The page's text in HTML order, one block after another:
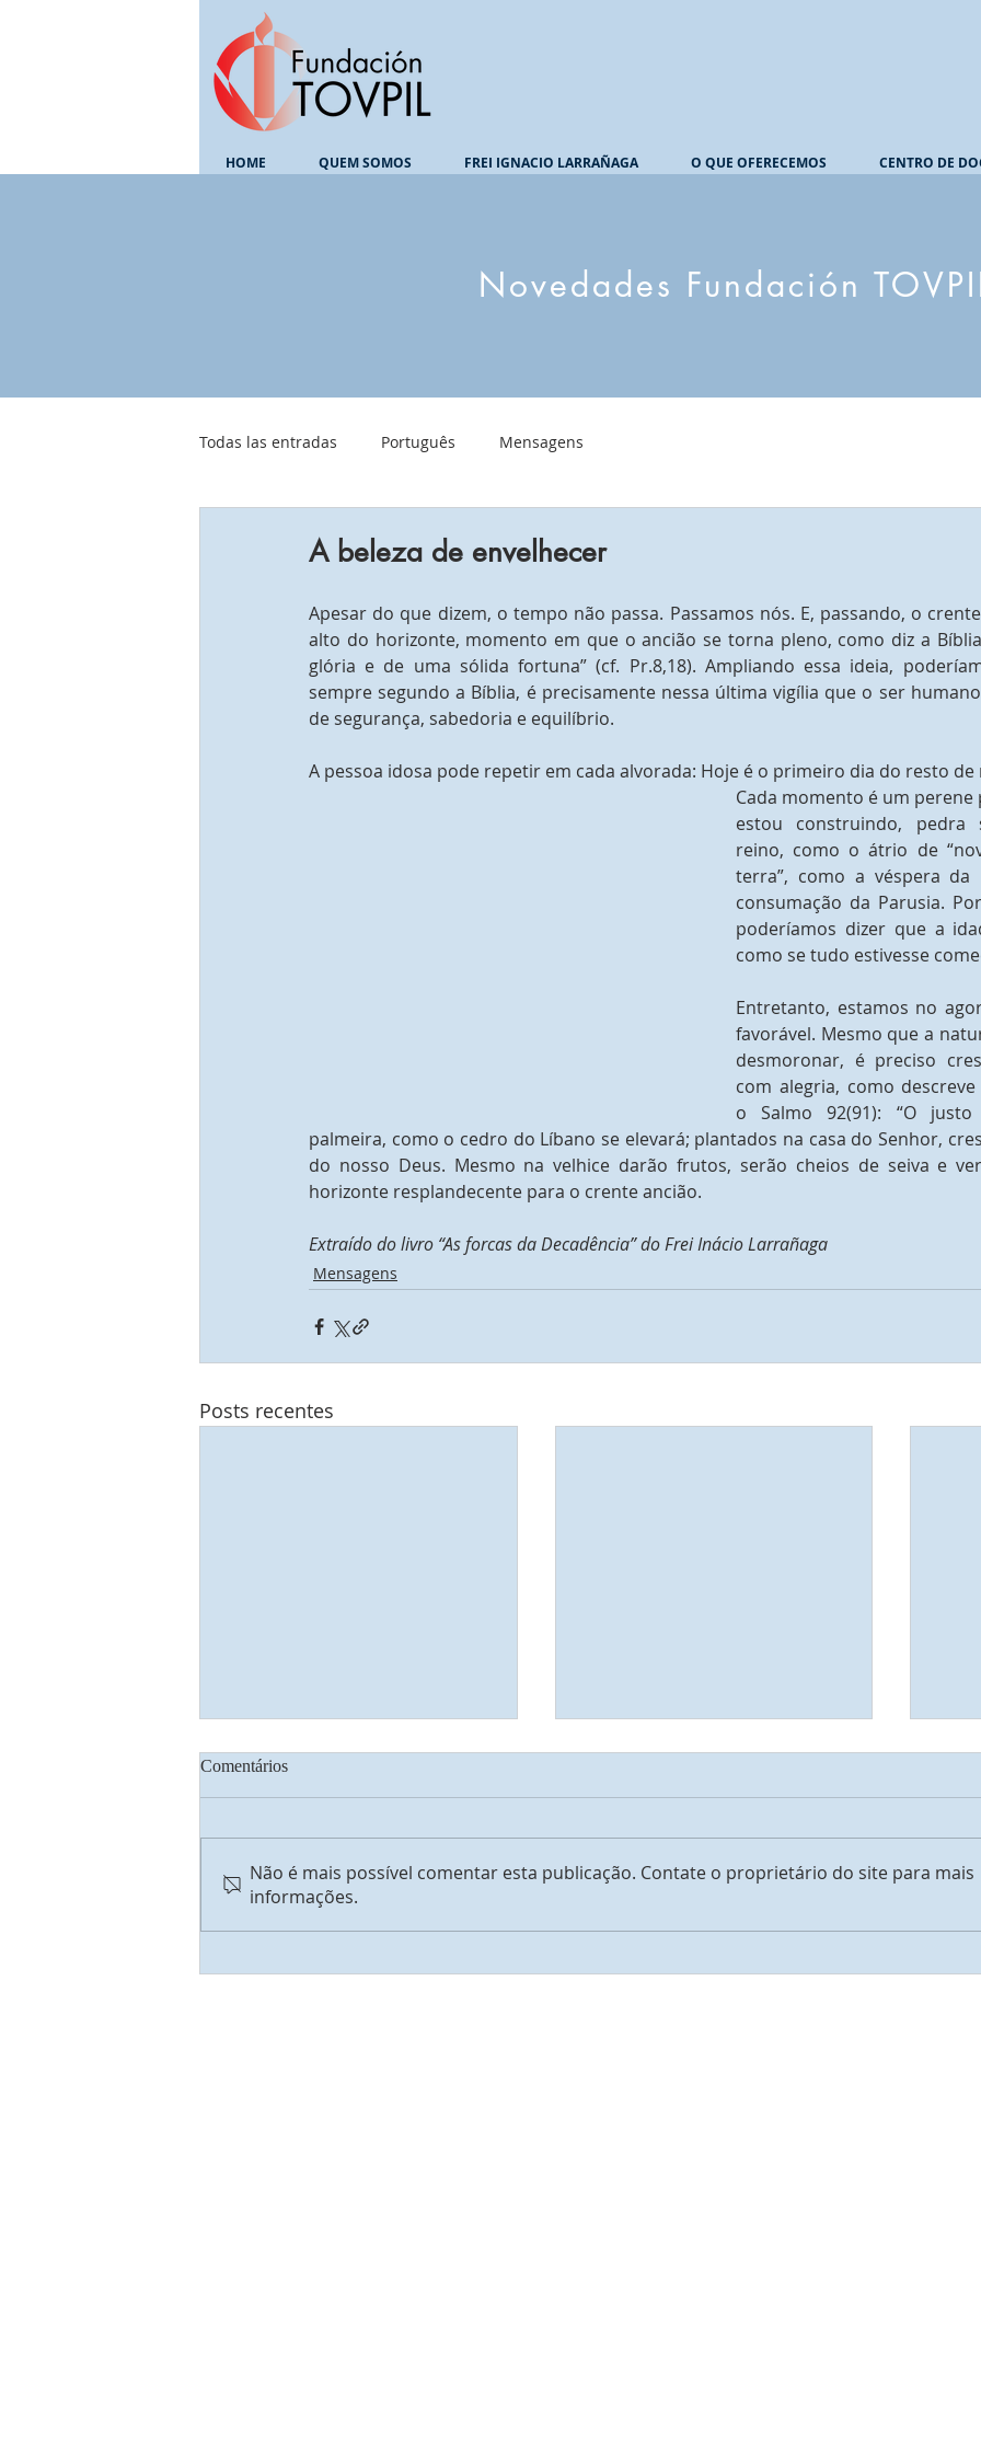
HOME QUEM SOMOS FREI IGNACIO LARRAÑAGA O QUE OFERECEMOS CENTRO DE
Novedades Fundación
Todas las entradas Português Mensagens
A beleza de envelhecer
Apesar do que dizem, o tempo não passa. Passamos nós. E, passando, o
alto do horizonte, momento em que o ancião se torna pleno, como diz a
glória e de uma sólida fortuna” (cf. Pr.8,18). Ampliando essa ideia,
sempre segundo a Bíblia, é precisamente nessa última vigília que o ser
de segurança, sabedoria e equilíbrio.
A pessoa idosa pode repetir em cada alvorada: Hoje é o primeiro dia do resto de
Cada momento é um
estou construindo,
reino, como o átrio de
terra”, como a véspera
consumação da Parusia.
poderíamos dizer que a
como se tudo estivesse
Entretanto, estamos no
favorável. Mesmo que a
desmoronar, é preciso
com alegria, como
o Salmo 92(91): “O justo
palmeira, como o cedro do Líbano se elevará; plantados na casa do Senhor,
do nosso Deus. Mesmo na velhice darão frutos, serão cheios de seiva e
horizonte resplandecente para o crente ancião.
Extraído do livro “As forcas da Decadência” do Frei Inácio Larrañaga
Mensagens
Posts recentes
Comentários
Não é mais possível comentar esta publicação. Contate o proprietário do site para mais
informações.